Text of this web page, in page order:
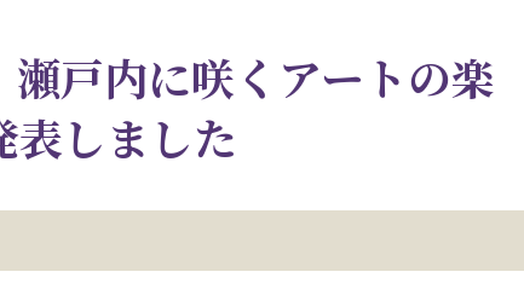
戸内に咲くアートの楽
しました